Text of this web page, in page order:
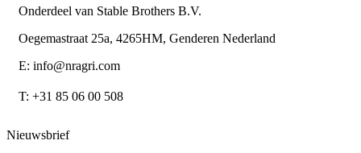
Onderdeel van Stable Brothers B.V.
Oegemastraat 25a, 4265HM, Genderen Nederland
E: info@nragri.com
T: +31 85 06 00 508
Nieuwsbrief